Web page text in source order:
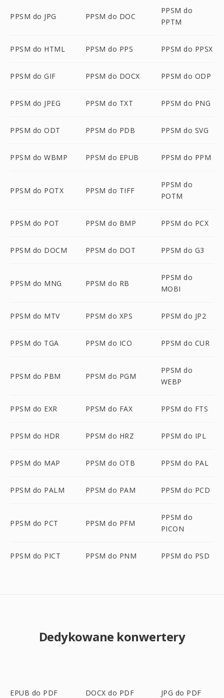
PPSM do JPG PPSM do DOC
PPSM do
PPTM
PPSM do HTML PPSM do PPS PPSM do PPSX
PPSM do GIF PPSM do DOCX PPSM do ODP
PPSM do JPEG PPSM do TXT PPSM do PNG
PPSM do ODT PPSM do PDB PPSM do SVG
PPSM do WBMP PPSM do EPUB PPSM do PPM
PPSM do POTX PPSM do TIFF
PPSM do
POTM
PPSM do POT PPSM do BMP PPSM do PCX
PPSM do DOCM PPSM do DOT PPSM do G3
PPSM do MNG PPSM do RB
PPSM do
MOBI
PPSM do MTV PPSM do XPS PPSM do JP2
PPSM do TGA PPSM do ICO PPSM do CUR
PPSM do PBM PPSM do PGM
PPSM do
WEBP
PPSM do EXR PPSM do FAX PPSM do FTS
PPSM do HDR PPSM do HRZ PPSM do IPL
PPSM do MAP PPSM do OTB PPSM do PAL
PPSM do PALM PPSM do PAM PPSM do PCD
PPSM do PCT PPSM do PFM
PPSM do
PICON
PPSM do PICT PPSM do PNM PPSM do PSD
Dedykowane konwertery
EPUB do PDF DOCX do PDF JPG do PDF